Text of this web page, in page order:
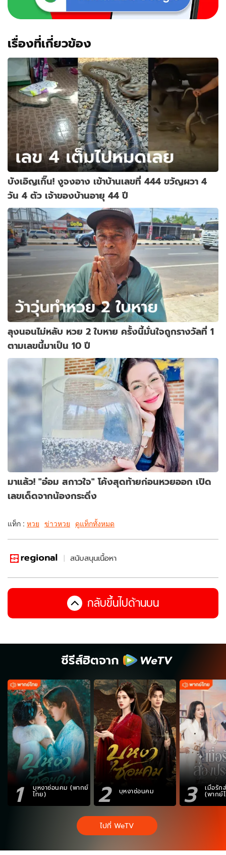
คอ
หวย
ขอ
เลข
เด็ด
เรื่องที่เกี่ยวข้อง
บังเอิญเกิ๊น! งูจงอาง เข้าบ้านเลขที่ 444 ขวัญผวา 4
วัน 4 ตัว เจ้าของบ้านอายุ 44 ปี
ลุงนอนไม่หลับ หวย 2 ใบหาย ครั้งนี้มั่นใจถูกรางวัลที่ 1
ตามเลขนี้มาเป็น 10 ปี
มาแล้ว! "อ๋อม สกาวใจ" โค้งสุดท้ายก่อนหวยออก เปิด
เลขเด็ดจากน้องกระดิ่ง
แท็ก : หวย ข่าวหวย ดูแท็กทั้งหมด
สนับสนุนเนื้อหา
กลับขึ้นไปด้านบน
ซีรีส์ฮิตจาก
1 บุหงาซ่อนคม (พากย์
ไทย) 2 บุหงาซ่อนคม 3 เมื่อรัก
(พากย์
ไปที่ WeTV